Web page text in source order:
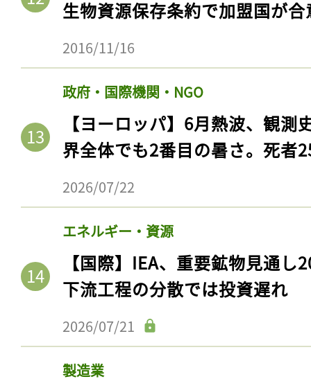
生物資源保存条約で加盟国が合
2016/11/16
政府・国際機関・NGO
【ヨーロッパ】6月熱波、観
界全体でも2番目の暑さ。死者
2026/07/22
エネルギー・資源
【国際】IEA、重要鉱物見通
下流工程の分散では投資遅れ
2026/07/21
製造業
記事をお気に入りに
ログインが必